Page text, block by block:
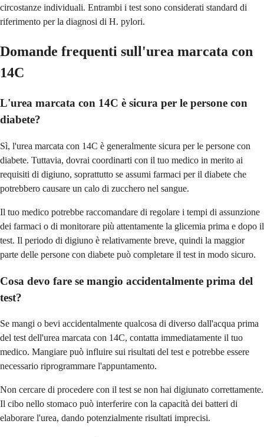
circostanze individuali. Entrambi i test sono considerati standard di
riferimento per la diagnosi di H. pylori.
Domande frequenti sull'urea marcata con
14C
L'urea marcata con 14C è sicura per le persone con
diabete?
Sì, l'urea marcata con 14C è generalmente sicura per le persone con
diabete. Tuttavia, dovrai coordinarti con il tuo medico in merito ai
requisiti di digiuno, soprattutto se assumi farmaci per il diabete che
potrebbero causare un calo di zucchero nel sangue.
Il tuo medico potrebbe raccomandare di regolare i tempi di assunzione
dei farmaci o di monitorare più attentamente la glicemia prima e dopo il
test. Il periodo di digiuno è relativamente breve, quindi la maggior
parte delle persone con diabete può completare il test in modo sicuro.
Cosa devo fare se mangio accidentalmente prima del
test?
Se mangi o bevi accidentalmente qualcosa di diverso dall'acqua prima
del test dell'urea marcata con 14C, contatta immediatamente il tuo
medico. Mangiare può influire sui risultati del test e potrebbe essere
necessario riprogrammare l'appuntamento.
Non cercare di procedere con il test se non hai digiunato correttamente.
Il cibo nello stomaco può interferire con la capacità dei batteri di
elaborare l'urea, dando potenzialmente risultati imprecisi.